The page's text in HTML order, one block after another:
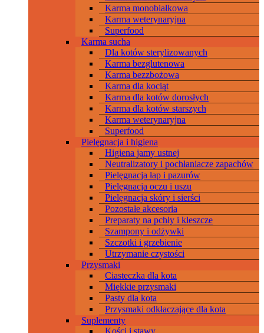
Karma monobiałkowa
Karma weterynaryjna
Superfood
Karma sucha
Dla kotów sterylizowanych
Karma bezglutenowa
Karma bezzbożowa
Karma dla kociąt
Karma dla kotów dorosłych
Karma dla kotów starszych
Karma weterynaryjna
Superfood
Pielęgnacja i higiena
Higiena jamy ustnej
Neutralizatory i pochłaniacze zapachów
Pielęgnacja łap i pazurów
Pielęgnacja oczu i uszu
Pielęgnacja skóry i sierści
Pozostałe akcesoria
Preparaty na pchły i kleszcze
Szampony i odżywki
Szczotki i grzebienie
Utrzymanie czystości
Przysmaki
Ciasteczka dla kota
Miękkie przysmaki
Pasty dla kota
Przysmaki odkłaczające dla kota
Suplementy
Kości i stawy